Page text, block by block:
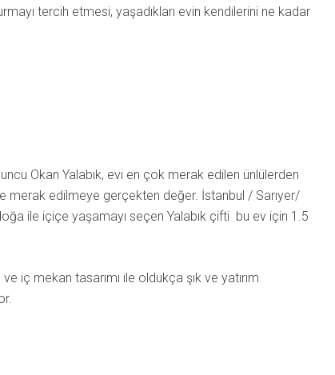
tercih etmesi, yaşadıkları evin kendilerini ne kadar
Okan Yalabık, evi en çok merak edilen ünlülerden
merak edilmeye gerçekten değer. İstanbul / Sarıyer/
ile içiçe yaşamayı seçen Yalabık çifti bu ev için 1.5
iç mekan tasarımı ile oldukça şık ve yatırım